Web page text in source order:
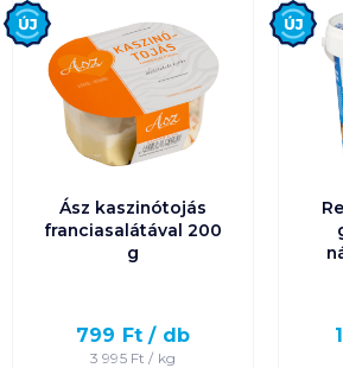
Ász kaszinótojás
franciasalátával 200
g
799 Ft / db
3 995Ft / kg
Új Új